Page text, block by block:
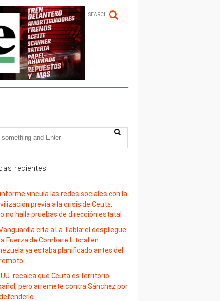
SEARCH
recientes
vincula las redes sociales con la
previa a la crisis de Ceuta,
no halla pruebas de dirección estatal
cita a La Tabla: el despliegue
Fuerza de Combate Litoral en
ya estaba planificado antes del
UU. recalca que Ceuta es territorio
pero arremete contra Sánchez por